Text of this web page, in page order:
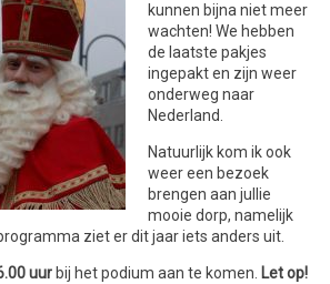
kunnen bijna niet meer
wachten! We hebben
de laatste pakjes
ingepakt en zijn weer
onderweg naar
Nederland.
Natuurlijk kom ik ook
weer een bezoek
brengen aan jullie
mooie dorp, namelijk
ziet er dit jaar iets anders uit.
uur bij het podium aan te komen. Let op!